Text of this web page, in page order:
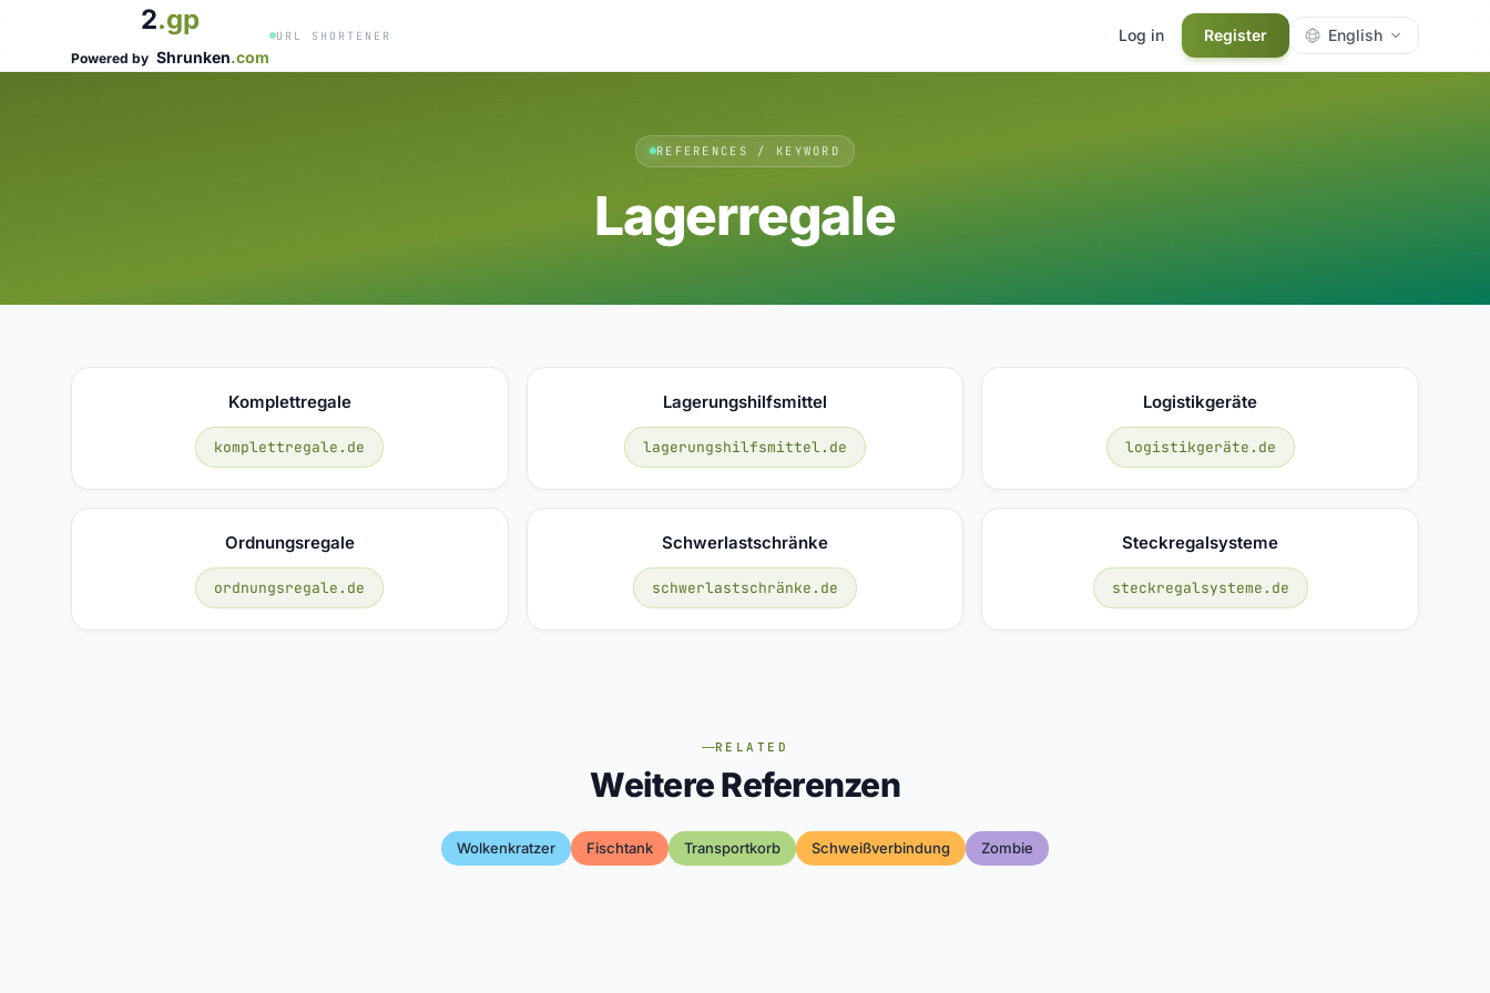
2.gp
Powered by Shrunken.com
URL SHORTENER Log in Register English
REFERENCES / KEYWORD
Lagerregale
Komplettregale
komplettregale.de
Lagerungshilfsmittel
lagerungshilfsmittel.de
Logistikgeräte
logistikgeräte.de
Ordnungsregale
ordnungsregale.de
Schwerlastschränke
schwerlastschränke.de
Steckregalsysteme
steckregalsysteme.de
RELATED
Weitere Referenzen
Wolkenkratzer Fischtank Transportkorb Schweißverbindung Zombie